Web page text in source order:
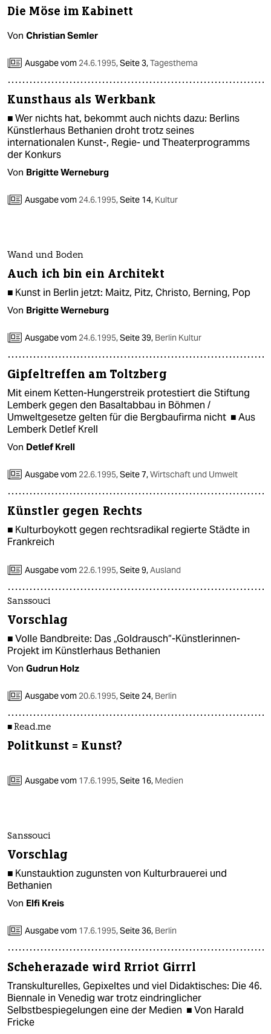
Die Möse im Kabinett
Von Christian Semler
Ausgabe vom 24.6.1995,Seite 3,Tagesthema
Kunsthaus als Werkbank
■ Wer nichts hat, bekommt auch nichts dazu: Berlins
Künstlerhaus Bethanien droht trotz seines
internationalen Kunst-, Regie- und Theaterprogramms
der Konkurs
Von Brigitte Werneburg
Ausgabe vom 24.6.1995,Seite 14, Kultur
Wand und Boden
Auch ich bin ein Architekt
■ Kunst in Berlin jetzt: Maitz, Pitz, Christo, Berning, Pop
Von Brigitte Werneburg
Ausgabe vom 24.6.1995,Seite 39, Berlin Kultur
Gipfeltreffen am Toltzberg
Mit einem Ketten-Hungerstreik protestiert die Stiftung
Lemberk gegen den Basaltabbau in Böhmen /
Umweltgesetze gelten für die Bergbaufirma nicht ■ Aus
Lemberk Detlef Krell
Von Detlef Krell
Ausgabe vom 22.6.1995,Seite 7,Wirtschaft und Umwelt
Künstler gegen Rechts
■ Kulturboykott gegen rechtsradikal regierte Städte in
Frankreich
Ausgabe vom 22.6.1995,Seite 9,Ausland
Sanssouci
Vorschlag
■ Volle Bandbreite: Das „Goldrausch“-Künstlerinnen-
Projekt im Künstlerhaus Bethanien
Von Gudrun Holz
Ausgabe vom 20.6.1995,Seite 24, Berlin
■ Read.me
Politkunst = Kunst?
Ausgabe vom 17.6.1995,Seite 16, Medien
Sanssouci
Vorschlag
■ Kunstauktion zugunsten von Kulturbrauerei und
Bethanien
Von Elfi Kreis
Ausgabe vom 17.6.1995,Seite 36, Berlin
Scheherazade wird Rrriot Girrrl
Transkulturelles, Gepixeltes und viel Didaktisches: Die 46.
Biennale in Venedig war trotz eindringlicher
Selbstbespiegelungen eine der Medien ■ Von Harald
Fricke